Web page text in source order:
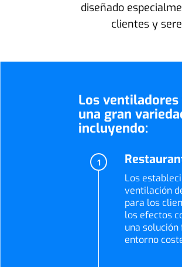
diseñado
clientes y
Los
una gran
incluyendo:
1
Los
ventilación
para los
los efectos
una
entorno